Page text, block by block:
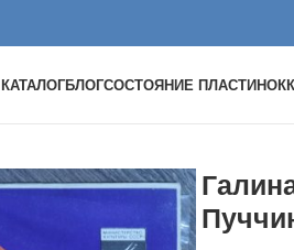
КАТАЛОГБЛОГСОСТОЯНИЕ ПЛАСТИНОК